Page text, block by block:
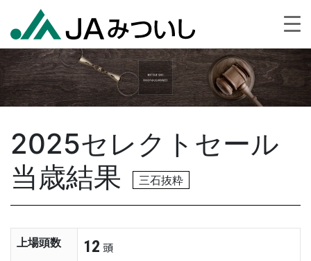
2025セレクトセール
当歳結果
三石抜粋
上場頭数 12 頭